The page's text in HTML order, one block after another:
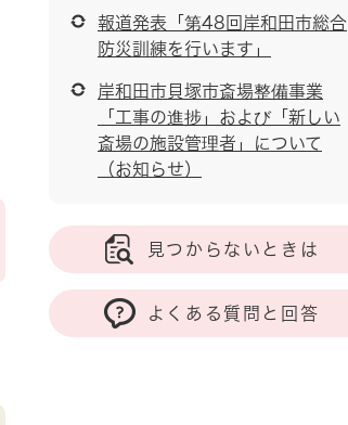
報道発表「第48回岸和田市総合
防災訓練を行います」
岸和田市貝塚市斎場整備事業
「工事の進捗」および「新しい
斎場の施設管理者」について
（お知らせ）
見つからないときは
よくある質問と回答